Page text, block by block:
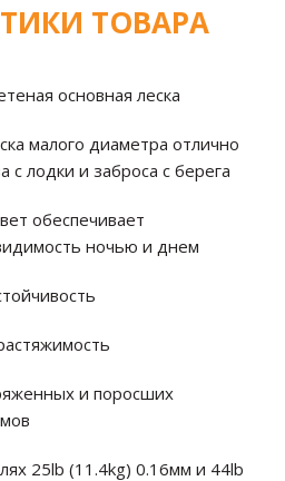
ТОВАРА
основная леска
малого диаметра отлично
с лодки и заброса с берега
обеспечивает
ночью и днем
и поросших
25lb (11.4kg) 0.16мм и 44lb